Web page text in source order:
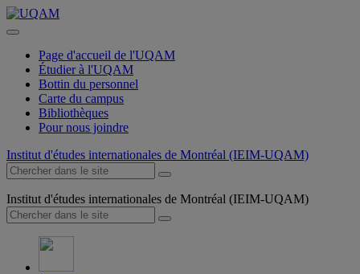
Page d'accueil de l'UQAM
Étudier à l'UQAM
Bottin du personnel
Carte du campus
Bibliothèques
Pour nous joindre
Institut d'études internationales de Montréal (IEIM-UQAM)
Institut d'études internationales de Montréal (IEIM-UQAM)